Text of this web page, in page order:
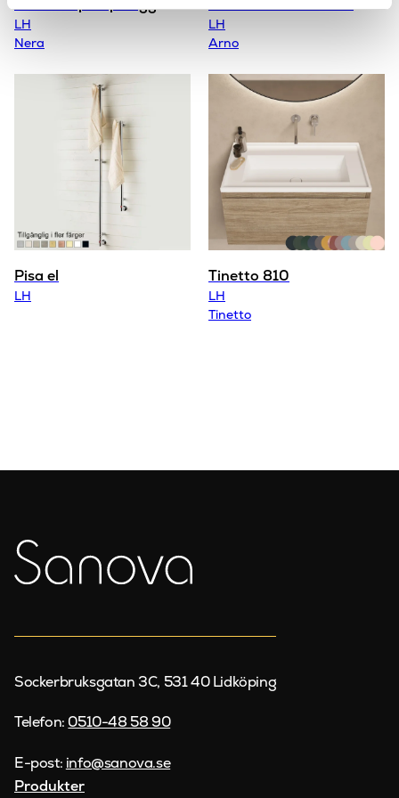
LH
Nera
LH
Arno
Pisa el
LH
Tinetto 810
LH
Tinetto
Sockerbruksgatan 3C, 531 40 Lidköping
Telefon: 0510-48 58 90
E-post: info@sanova.se
Produkter